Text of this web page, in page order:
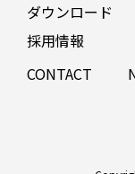
ダウンロード
採用情報
CONTACT